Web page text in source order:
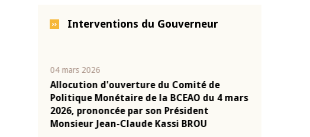
Interventions du Gouverneur
04 mars 2026
Allocution d'ouverture du Comité de
Politique Monétaire de la BCEAO du 4 mars
2026, prononcée par son Président
Monsieur Jean-Claude Kassi BROU